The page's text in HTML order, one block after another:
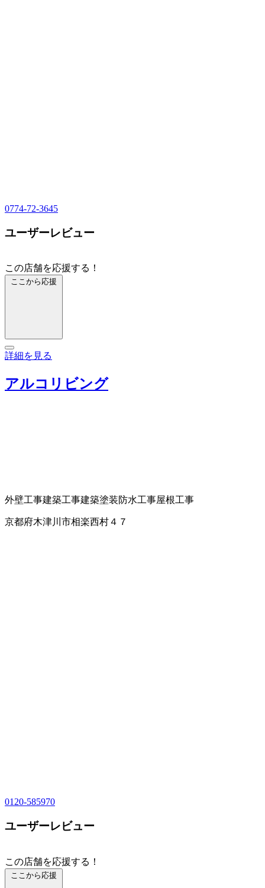
0774-72-3645
ユーザーレビュー
この店舗を応援する！
ここから応援
詳細を見る
アルコリビング
外壁工事建築工事建築塗装防水工事屋根工事
京都府木津川市相楽西村４７
0120-585970
ユーザーレビュー
この店舗を応援する！
ここから応援